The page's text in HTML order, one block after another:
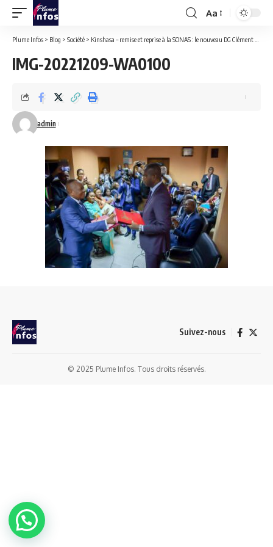
Font
Resizer
Aa
Plume Infos > Blog > Société > Kinshasa – remise et reprise à la SONAS : le nouveau DG Clément Désiré KABONGO appelle les agents à la mobilisation des recettes.
IMG-20221209-WA0100
admin
Suivez-nous
© 2025 Plume Infos. Tous droits réservés.